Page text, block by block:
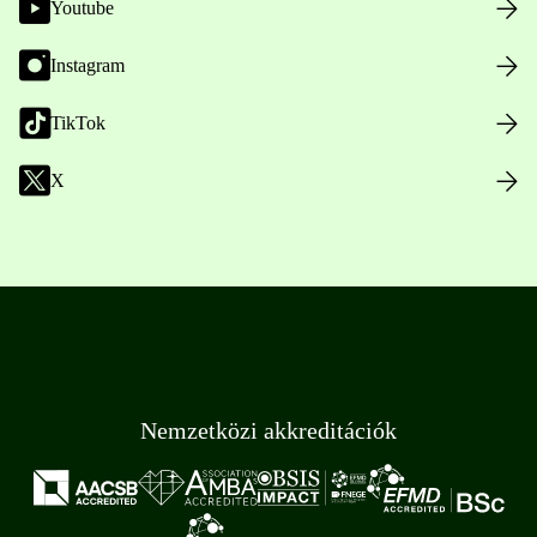
Youtube
Instagram
TikTok
X
Nemzetközi akkreditációk